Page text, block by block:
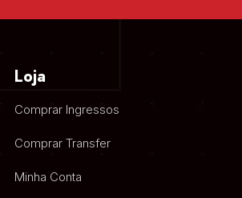
Loja
Comprar Ingressos
Comprar Transfer
Minha Conta